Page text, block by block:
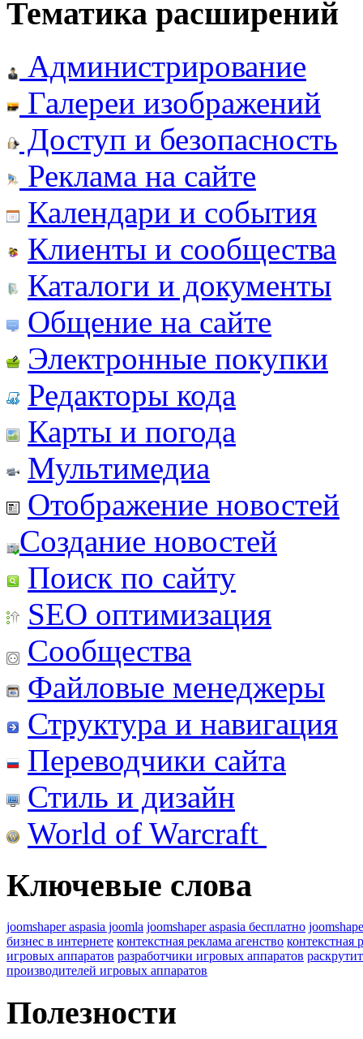
Тематика расширений
Администрирование
Галереи изображений
Доступ и безопасность
Реклама на сайте
Календари и события
Клиенты и сообщества
Каталоги и документы
Общение на сайте
Электронные покупки
Редакторы кода
Карты и погода
Мультимедиа
Отображение новостей
Создание новостей
Поиск по сайту
SEO оптимизация
Сообщества
Файловые менеджеры
Структура и навигация
Переводчики сайта
Стиль и дизайн
World of Warcraft
Ключевые слова
joomshaper aspasia joomla joomshaper aspasia бесплатно
бизнес в интернете контекстная реклама агенство контекстная
игровых аппаратов разработчики игровых аппаратов
производителей игровых аппаратов
Полезности